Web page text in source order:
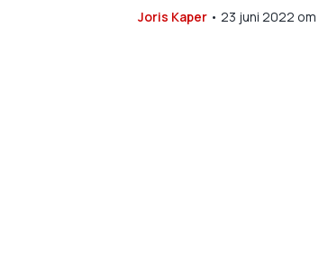
Joris Kaper• 23 juni 2022 om